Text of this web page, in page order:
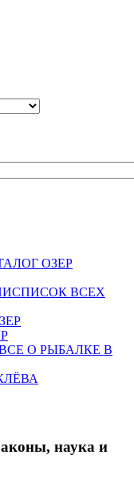
ОЗЕР
СПИСОК ВСЕХ
О РЫБАЛКЕ В
наука и